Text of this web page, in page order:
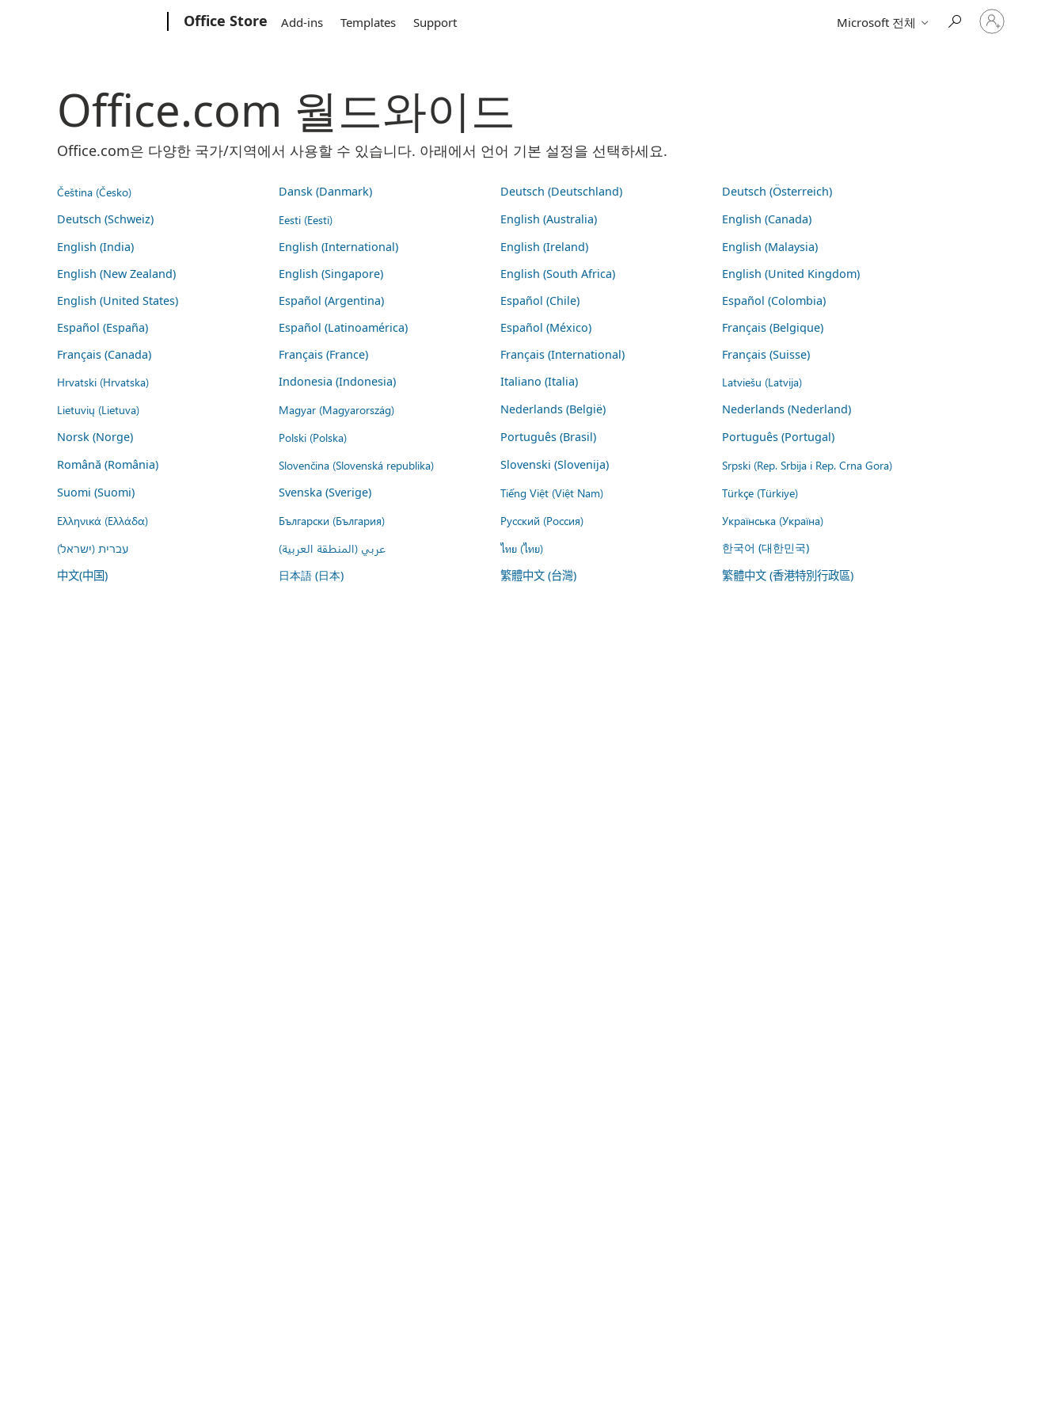
Office Store Add-ins Templates Support Microsoft 전체
귀
하
Office.com 월드와이드
Office.com은 다양한 국가/지역에서 사용할 수 있습니다. 아래에서 언어 기본 설정을 선택하세요.
Čeština (Česko) Dansk (Danmark) Deutsch (Deutschland)
Deutsch (Österreich)
Deutsch (Schweiz)
Eesti (Eesti) English (Australia)
English (Canada)
English (India)
English (International) English (Ireland)
English (Malaysia)
English (New Zealand)
English (Singapore) English (South Africa)
English (United Kingdom)
English (United States)
Español (Argentina) Español (Chile)
Español (Colombia)
Español (España)
Español (Latinoamérica) Español (México)
Français (Belgique)
Français (Canada)
Français (France) Français (International) Français (Suisse)
Hrvatski (Hrvatska) Indonesia (Indonesia) Italiano (Italia)
Latviešu (Latvija)
Lietuvių (Lietuva)
Magyar (Magyarország) Nederlands (België)
Nederlands (Nederland)
Norsk (Norge)
Polski (Polska) Português (Brasil)
Português (Portugal)
Română (România)
Slovenčina (Slovenská republika) Slovenski (Slovenija) Srpski (Rep. Srbija i Rep. Crna Gora)
Suomi (Suomi) Svenska (Sverige) Tiếng Việt (Việt Nam)
Türkçe (Türkiye)
Ελληνικά (Ελλάδα)
Български (България) Русский (Россия)
Українська (Україна)
עברית (ישראל)
عربي (المنطقة العربية) ไทย (ไทย)
한국어 (대한민국)
中文(中国)
日本語 (日本) 繁體中文 (台灣) 繁體中文 (香港特別行政區)